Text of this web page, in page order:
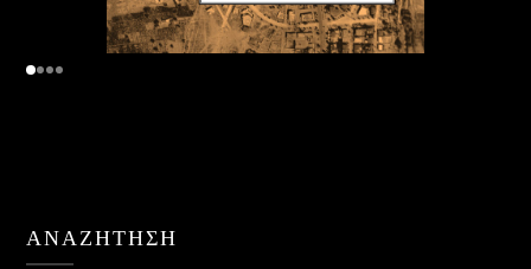
ΑΝΑΖΉΤΗΣΗ